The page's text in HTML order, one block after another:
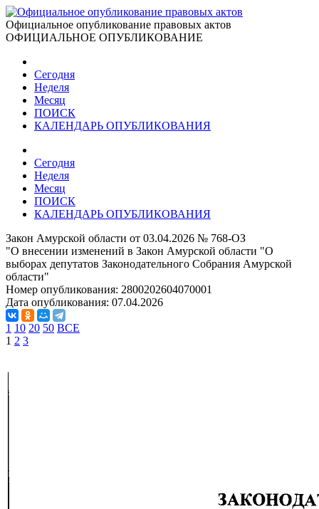
Официальное опубликование правовых актов
ОФИЦИАЛЬНОЕ ОПУБЛИКОВАНИЕ
Сегодня
Неделя
Месяц
ПОИСК
КАЛЕНДАРЬ ОПУБЛИКОВАНИЯ
Сегодня
Неделя
Месяц
ПОИСК
КАЛЕНДАРЬ ОПУБЛИКОВАНИЯ
Закон Амурской области от 03.04.2026 № 768-ОЗ
"О внесении изменений в Закон Амурской области "О
выборах депутатов Законодательного Собрания Амурской
области"
Номер опубликования: 2800202604070001
Дата опубликования: 07.04.2026
1 10 20 50 ВСЕ
1 2 3